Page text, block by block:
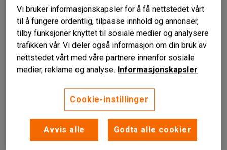
Liknende produkter
Til løftevogn HOLMIUM 130 kg
Med tre lasteruller
Vi bruker informasjonskapsler for å få nettstedet vårt
til å fungere ordentlig, tilpasse innhold og annonser,
tilby funksjoner knyttet til sosiale medier og analysere
trafikken vår. Vi deler også informasjon om din bruk av
nettstedet vårt med våre partnere innenfor sosiale
medier, reklame og analyse. Informasjonskapsler
Cookie-instillinger
Avvis alle Godta alle cookier